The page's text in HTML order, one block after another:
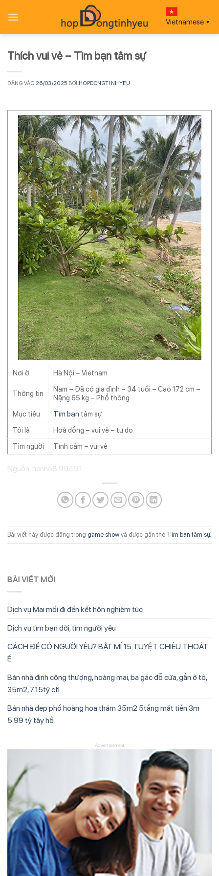
qua
Vietnamese ▼
Thích vui vẻ – Tìm bạn tâm sự
ĐĂNG VÀO 26/03/2025 BỞI HOPDONGTINHYEU
Nơi ở Hà Nội – Vietnam
Thông tin
Nam – Đã có gia đình – 34 tuổi – Cao 172 cm –
Nặng 65 kg – Phổ thông
Mục tiêu
Tìm bạn tâm sự
Tôi là
Hoà đồng – vui vẻ – tự do
Tìm người
Tình cảm – vui vẻ
Nguồn: henho8 99491
Bài viết này được đăng trong game show và được gắn thẻ Tìm bạn tâm sự.
BÀI VIẾT MỚI
Dịch vụ Mai mối đi đến kết hôn nghiêm túc
Dịch vụ tìm bạn đời, tìm người yêu
CÁCH ĐỂ CÓ NGƯỜI YÊU? BẬT MÍ 15 TUYỆT CHIÊU THOÁT
Ế
Bán nhà định công thượng, hoàng mai, ba gác đỗ cửa, gần ô tô,
35m2, 7.15tỷ ctl
Bán nhà đẹp phố hoàng hoa thám 35m2 5tầng mặt tiền 3m
5.99 tỷ tây hồ
Advertisement